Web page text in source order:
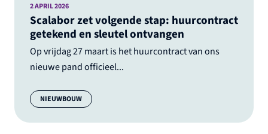
Scalabor zet volgende stap: huurcontract
getekend en sleutel ontvangen
Op vrijdag 27 maart is het huurcontract van ons
nieuwe pand officieel...
2 APRIL 2026
Categorie:
NIEUWBOUW